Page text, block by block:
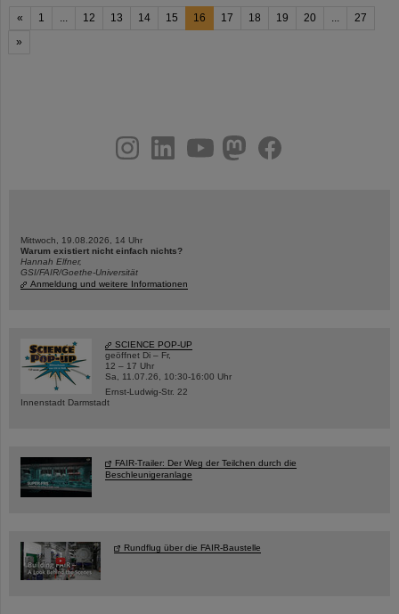
« 1 ... 12 13 14 15 16 17 18 19 20 ...
27
»
youtubehelmholtz.socialfacebook
Mittwoch, 19.08.2026, 14 Uhr
Warum existiert nicht einfach nichts?
Hannah Elfner,
GSI/FAIR/Goethe-Universität
Anmeldung und weitere Informationen
SCIENCE POP-UP
geöffnet Di – Fr,
12 – 17 Uhr
Sa, 11.07.26, 10:30-16:00 Uhr
Ernst-Ludwig-Str. 22
Innenstadt Darmstadt
FAIR-Trailer: Der Weg der Teilchen durch die
Beschleunigeranlage
Rundflug über die FAIR-Baustelle